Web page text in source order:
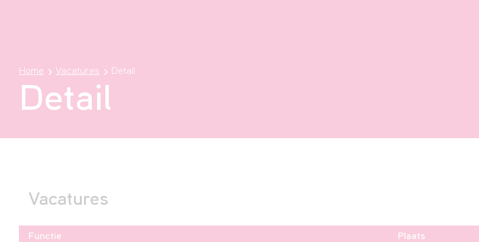
Home Vacatures Detail
Detail
Vacatures
Functie Plaats